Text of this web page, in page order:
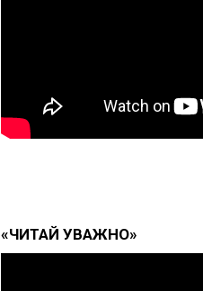
«ЧИТАЙ УВАЖНО»